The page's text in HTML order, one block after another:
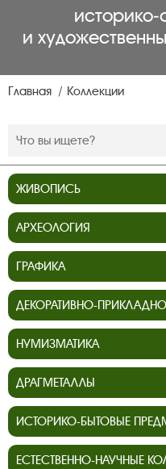
и
Главная Коллекции
ЖИВОПИСЬ
АРХЕОЛОГИЯ
ГРАФИКА
ДЕКОРАТИВНО-
НУМИЗМАТИКА
ДРАГМЕТАЛЛЫ
ИСТОРИКО-БЫТОВЫЕ
ЕСТЕСТВЕННО-НАУЧНЫЕ